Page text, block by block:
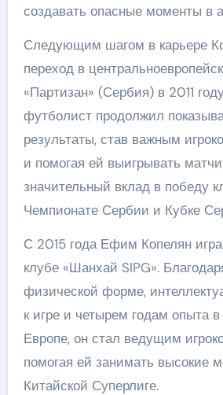
создавать опасные моменты в
Следующим шагом в карьере
переход в
«Партизан» (Сербия) в 2011
футболист продолжил
результаты, став важным
и помогая ей выигрывать
значительный вклад в победу
Чемпионате Сербии и Кубке
С 2015 года Ефим Копелян
клубе «Шанхай SIPG».
физической форме,
к игре и четырем годам опыта
Европе, он стал ведущим
помогая ей занимать высокие
Китайской Суперлиге.